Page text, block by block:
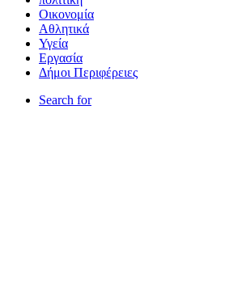
Οικονομία
Αθλητικά
Υγεία
Εργασία
Δήμοι Περιφέρειες
Search for